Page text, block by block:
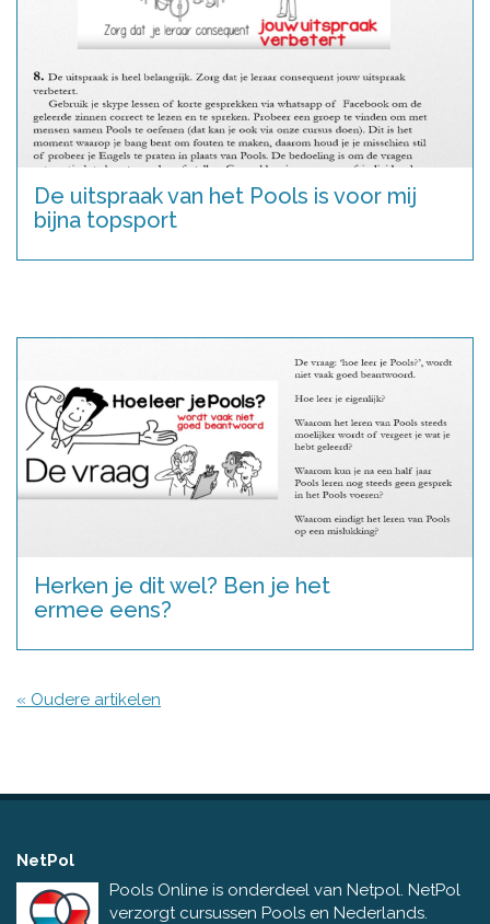
De uitspraak van het Pools is voor mij
bijna topsport
Herken je dit wel? Ben je het
ermee eens?
« Oudere artikelen
NetPol
Pools Online is onderdeel van Netpol. NetPol
verzorgt cursussen Pools en Nederlands.